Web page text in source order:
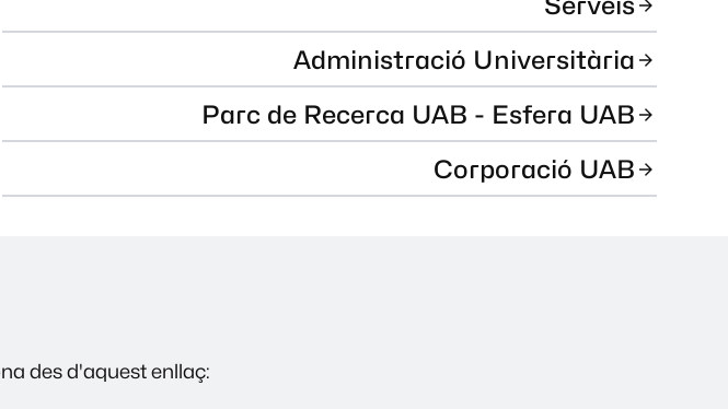
Administració Universitària
Parc de Recerca UAB - Esfera UAB
Corporació UAB
des d'aquest enllaç: